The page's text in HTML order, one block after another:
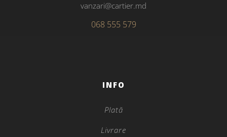
vanzari@cartier.md
068 555 579
INFO
Plată
Livrare